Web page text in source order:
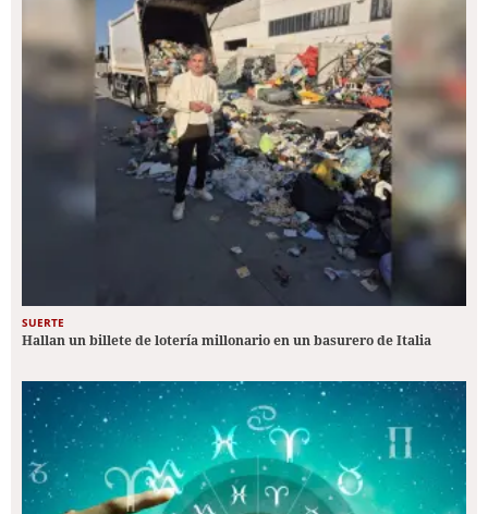
SUERTE
Hallan un billete de lotería millonario en un basurero de Italia